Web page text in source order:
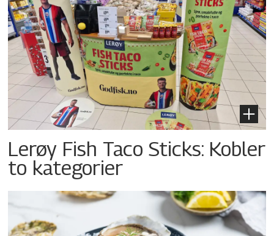
Lerøy Fish Taco Sticks: Kobler
to kategorier